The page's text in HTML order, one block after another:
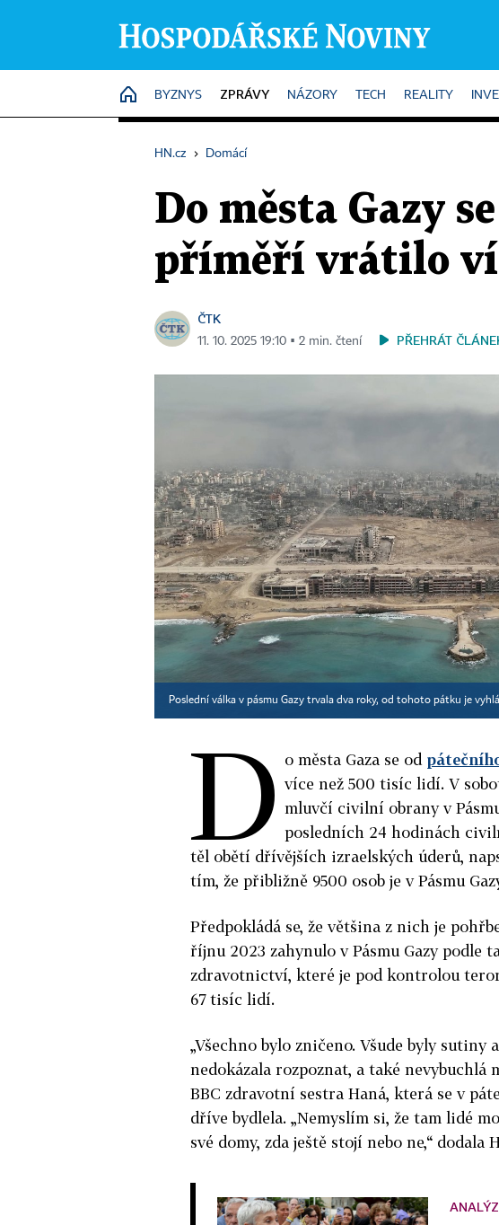
HOME
BYZNYS ZPRÁVY NÁZORY TECH REALITY
HN.cz › Domácí
Do města Gazy
příměří vrátilo
ČTK
11. 10. 2025 19:10 ▪ 2 min. čtení PŘEHRÁT
Poslední válka v pásmu Gazy trvala dva roky, od tohoto pátku je
D o města Gaza se od
více než 500 tisíc lidí. V
mluvčí civilní obrany v
posledních 24 hodinách
těl obětí dřívějších izraelských úderů,
tím, že přibližně 9500 osob je v Pásmu
Předpokládá se, že většina z nich je
říjnu 2023 zahynulo v Pásmu Gazy podle
zdravotnictví, které je pod kontrolou
67 tisíc lidí.
„Všechno bylo zničeno. Všude byly sutiny
nedokázala rozpoznat, a také nevybuchlá
BBC zdravotní sestra Haná, která se v
dříve bydlela. „Nemyslím si, že tam lidé
své domy, zda ještě stojí nebo ne,“ dodala